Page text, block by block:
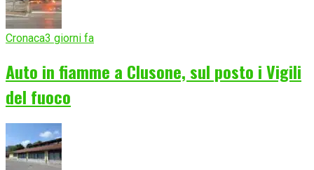
Cronaca3 giorni fa
Auto in fiamme a Clusone, sul posto i Vigili
del fuoco